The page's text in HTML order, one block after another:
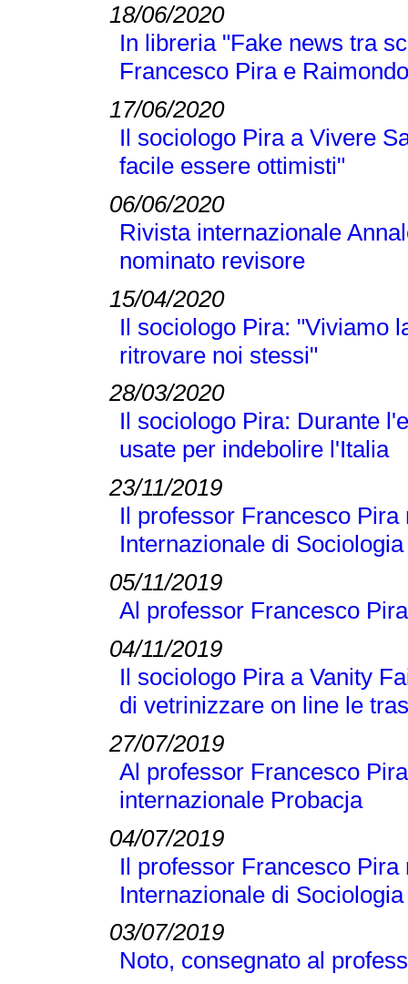
18/06/2020
In libreria "Fake news tra
Francesco Pira e
17/06/2020
Il sociologo Pira a Vivere
facile essere ottimisti"
06/06/2020
Rivista internazionale
nominato revisore
15/04/2020
Il sociologo Pira: "Viviamo
ritrovare noi stessi"
28/03/2020
Il sociologo Pira: Durante
usate per indebolire l'Italia
23/11/2019
Il professor Francesco
Internazionale di
05/11/2019
Al professor Francesco
04/11/2019
Il sociologo Pira a Vanity
di vetrinizzare on line le
27/07/2019
Al professor Francesco
internazionale Probacja
04/07/2019
Il professor Francesco
Internazionale di
03/07/2019
Noto, consegnato al